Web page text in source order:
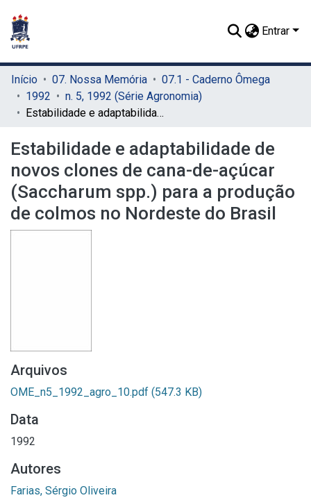
Entrar
Início 07. Nossa Memória
07.1 - Caderno Ômega
1992
n. 5, 1992 (Série Agronomia)
Estabilidade e adaptabilidade de novos clones de cana-de-açúcar (Saccharum spp.) para a produção de colmos no Nordeste do Brasil
Estabilidade e adaptabilidade de
novos clones de cana-de-açúcar
(Saccharum spp.) para a produção
de colmos no Nordeste do Brasil
Arquivos
OME_n5_1992_agro_10.pdf (547.3 KB)
Data
1992
Autores
Farias, Sérgio Oliveira